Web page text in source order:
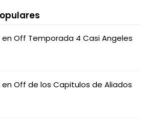
en Off Temporada 4 Casi Angeles
en Off de los Capitulos de Aliados